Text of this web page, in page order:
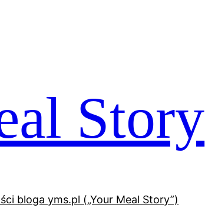
Story
bloga yms.pl („Your Meal Story”)